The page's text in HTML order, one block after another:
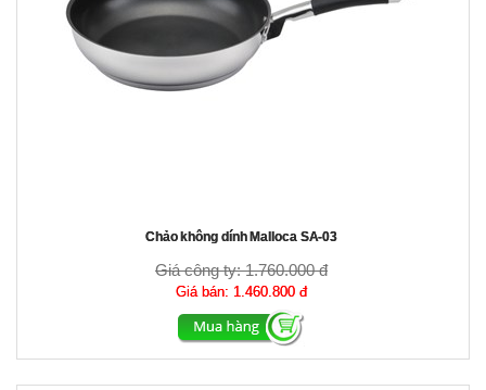
Chảo không dính Malloca SA-03
Giá công ty:1.760.000 đ
Giá bán: 1.460.800 đ